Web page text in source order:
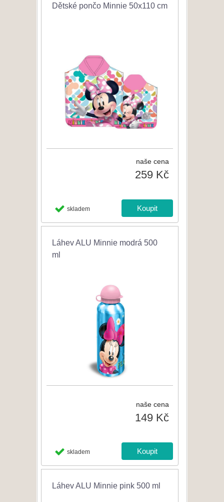
Dětské pončo Minnie 50x110 cm
naše cena
259 Kč
skladem
Láhev ALU Minnie modrá 500
ml
naše cena
149 Kč
skladem
Láhev ALU Minnie pink 500 ml